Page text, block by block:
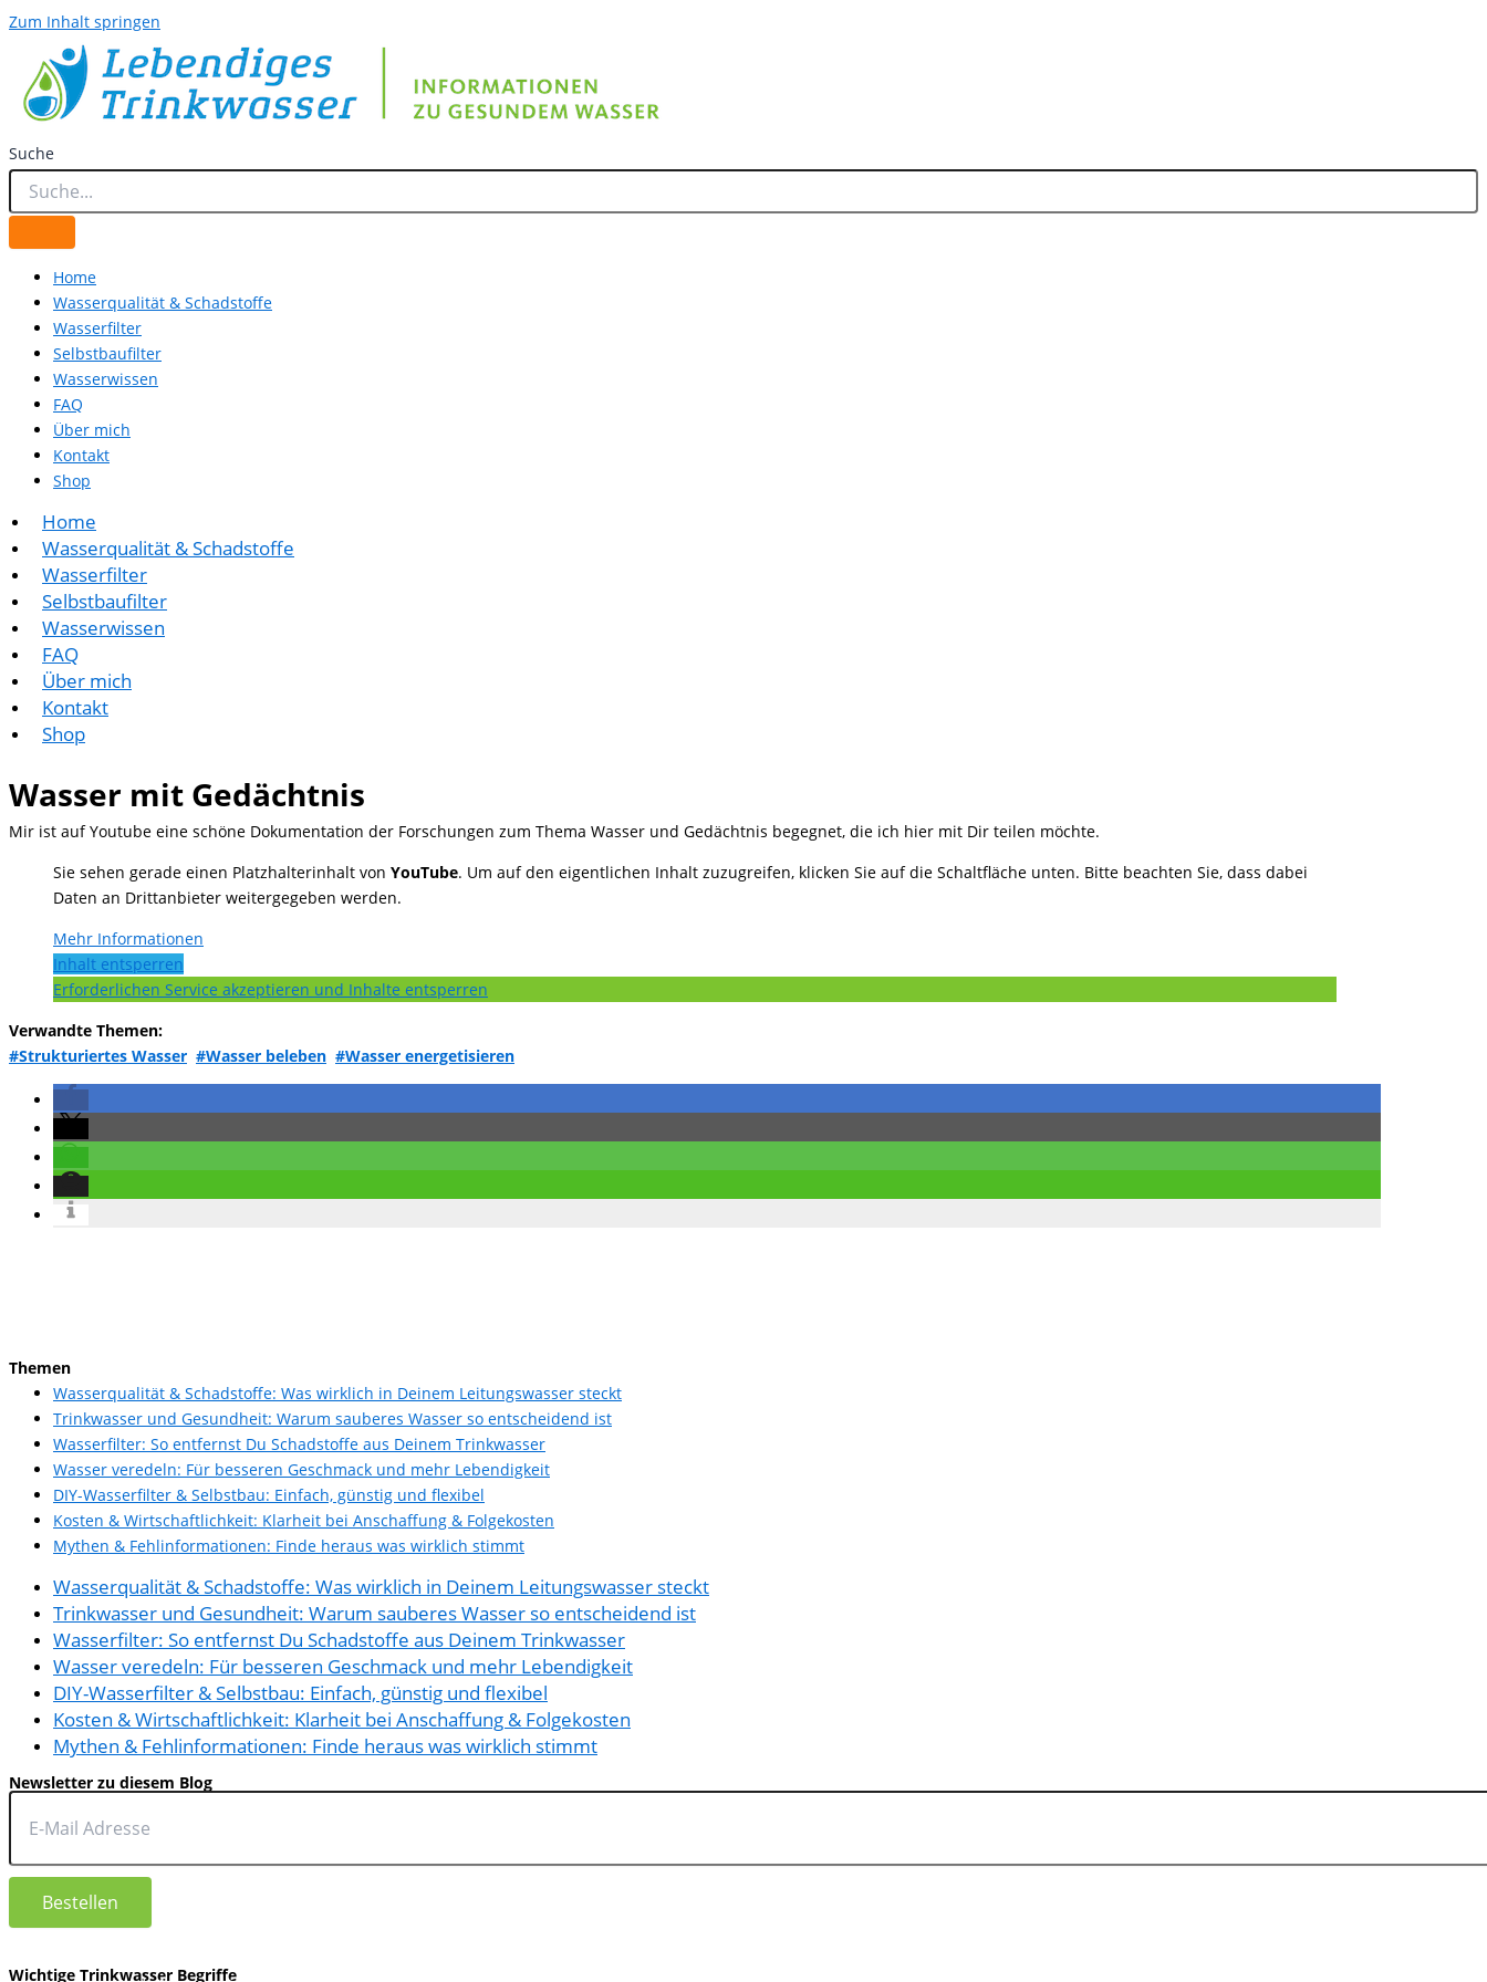
Zum Inhalt springen
Suche
Home
Wasserqualität & Schadstoffe
Wasserfilter
Selbstbaufilter
Wasserwissen
FAQ
Über mich
Kontakt
Shop
Home
Wasserqualität & Schadstoffe
Wasserfilter
Selbstbaufilter
Wasserwissen
FAQ
Über mich
Kontakt
Shop
Wasser mit Gedächtnis
Mir ist auf Youtube eine schöne Dokumentation der Forschungen zum Thema Wasser und Gedächtnis begegnet, die ich hier mit Dir teilen möchte.
Sie sehen gerade einen Platzhalterinhalt von YouTube. Um auf den eigentlichen Inhalt zuzugreifen, klicken Sie auf die Schaltfläche unten. Bitte beachten Sie, dass dabei
Daten an Drittanbieter weitergegeben werden.
Mehr Informationen
Inhalt entsperren
Erforderlichen Service akzeptieren und Inhalte entsperren
Verwandte Themen:
#Strukturiertes Wasser #Wasser beleben #Wasser energetisieren
Themen
Wasserqualität & Schadstoffe: Was wirklich in Deinem Leitungswasser steckt
Trinkwasser und Gesundheit: Warum sauberes Wasser so entscheidend ist
Wasserfilter: So entfernst Du Schadstoffe aus Deinem Trinkwasser
Wasser veredeln: Für besseren Geschmack und mehr Lebendigkeit
DIY-Wasserfilter & Selbstbau: Einfach, günstig und flexibel
Kosten & Wirtschaftlichkeit: Klarheit bei Anschaffung & Folgekosten
Mythen & Fehlinformationen: Finde heraus was wirklich stimmt
Wasserqualität & Schadstoffe: Was wirklich in Deinem Leitungswasser steckt
Trinkwasser und Gesundheit: Warum sauberes Wasser so entscheidend ist
Wasserfilter: So entfernst Du Schadstoffe aus Deinem Trinkwasser
Wasser veredeln: Für besseren Geschmack und mehr Lebendigkeit
DIY-Wasserfilter & Selbstbau: Einfach, günstig und flexibel
Kosten & Wirtschaftlichkeit: Klarheit bei Anschaffung & Folgekosten
Mythen & Fehlinformationen: Finde heraus was wirklich stimmt
Newsletter zu diesem Blog
Wichtige Trinkwasser Begriffe